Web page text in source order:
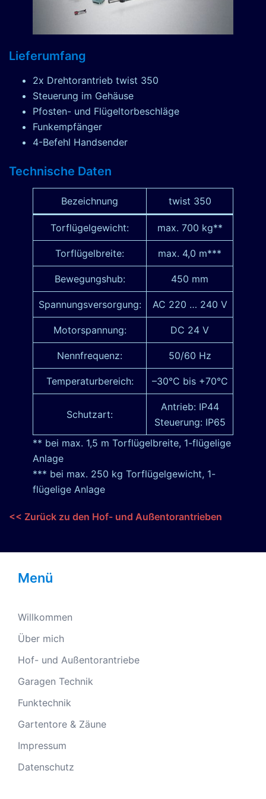
Lieferumfang
2x Drehtorantrieb twist 350
Steuerung im Gehäuse
Pfosten- und Flügeltorbeschläge
Funkempfänger
4-Befehl Handsender
Technische Daten
Bezeichnung twist 350
Torflügelgewicht: max. 700 kg**
Torflügelbreite: max. 4,0 m***
Bewegungshub: 450 mm
Spannungsversorgung: AC 220 … 240 V
Motorspannung: DC 24 V
Nennfrequenz: 50/60 Hz
Temperaturbereich: –30°C bis +70°C
Schutzart:
Antrieb: IP44
Steuerung: IP65
** bei max. 1,5 m Torflügelbreite, 1-flügelige
Anlage
*** bei max. 250 kg Torflügelgewicht, 1-
flügelige Anlage
<< Zurück zu den Hof- und Außentorantrieben
Menü
Willkommen
Über mich
Hof- und Außentorantriebe
Garagen Technik
Funktechnik
Gartentore & Zäune
Impressum
Datenschutz